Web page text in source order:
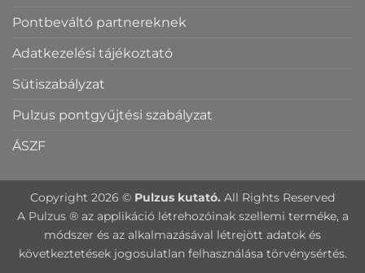
Pontbeváltó partnereknek
Adatkezelési tájékoztató
Sütiszabályzat
Pulzus pontgyűjtési szabályzat
ÁSZF
Copyright 2026 © Pulzus kutató. All Rights Reserved
A Pulzus ® az applikáció létrehozóinak szellemi terméke, a
módszer és az alkalmazásával létrejött adatok és
következtetések jogosulatlan felhasználása törvénysértés.